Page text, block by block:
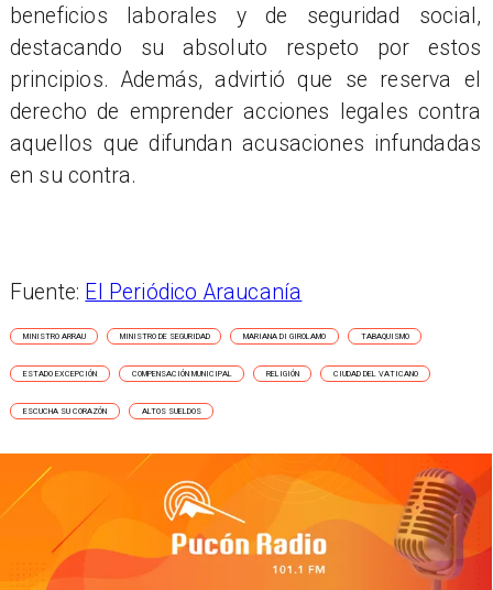
beneficios laborales y de seguridad social,
destacando su absoluto respeto por estos
principios. Además, advirtió que se reserva el
derecho de emprender acciones legales contra
aquellos que difundan acusaciones infundadas
en su contra.
Fuente: El Periódico Araucanía
MINISTRO ARRAU MINISTRO DE SEGURIDAD MARIANA DI GIROLAMO TABAQUISMO
ESTADO EXCEPCIÓN COMPENSACIÓN MUNICIPAL RELIGIÓN CIUDAD DEL VATICANO
ESCUCHA SU CORAZÓN ALTOS SUELDOS